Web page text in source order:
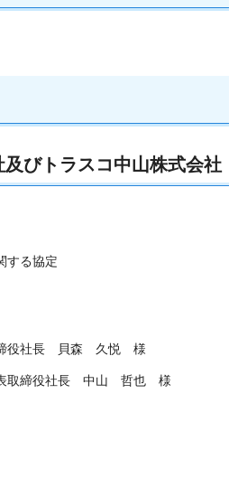
びトラスコ中山株式会社
する協定
役社長 貝森 久悦 様
取締役社長 中山 哲也 様